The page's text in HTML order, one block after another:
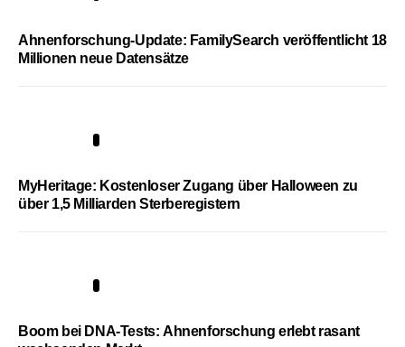
Ahnenforschung-Update: FamilySearch veröffentlicht 18
Millionen neue Datensätze
MyHeritage: Kostenloser Zugang über Halloween zu
über 1,5 Milliarden Sterberegistern
Boom bei DNA-Tests: Ahnenforschung erlebt rasant